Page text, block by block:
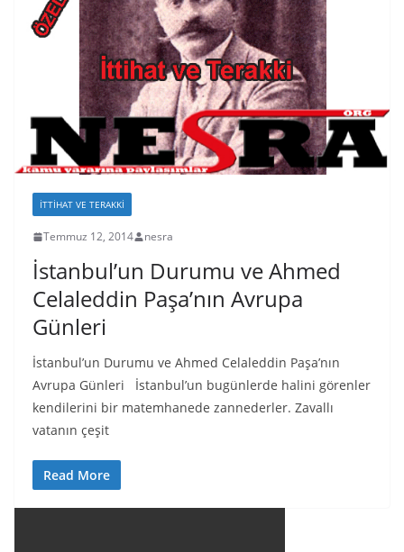
İTTIHAT VE TERAKKI
Temmuz 12, 2014 nesra
İstanbul’un Durumu ve Ahmed
Celaleddin Paşa’nın Avrupa
Günleri
İstanbul’un Durumu ve Ahmed Celaleddin Paşa’nın
Avrupa Günleri İstanbul’un bugünlerde halini görenler
kendilerini bir matemhanede zannederler. Zavallı
vatanın çeşit
Read More